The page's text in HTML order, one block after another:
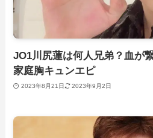
JO1川尻蓮は何人兄弟？血が
家庭胸キュンエピ
2023年8月21日 2023年9月2日